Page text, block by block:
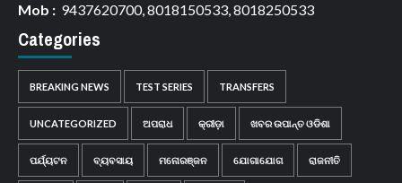
Mob : 9437620700, 8018150533, 8018250533
Categories
BREAKING NEWS TEST SERIES TRANSFERS
UNCATEGORIZED ଅପରାଧ କ୍ରୀଡ଼ା ଖବର ଉପାନ୍ତ ଓଡିଶା
ପର୍ଯ୍ୟଟନ ବ୍ୟବସାୟ ମନୋରଞ୍ଜନ ଯୋଗାଯୋଗ ରାଜନୀତି